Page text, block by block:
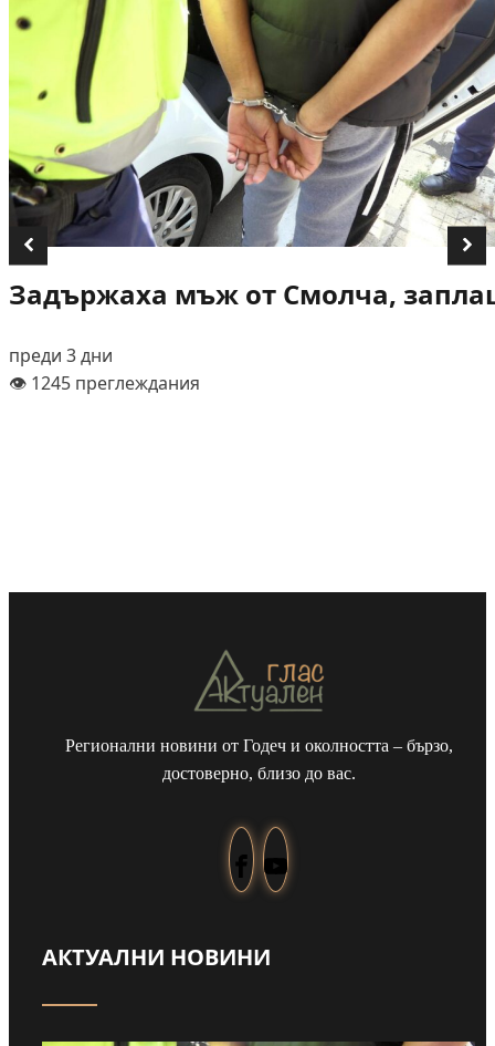
Задържаха мъж от Смолча,
преди 3 дни
👁️ 1245 преглеждания
Регионални новини от Годеч и околността – бързо,
достоверно, близо до вас.
АКТУАЛНИ НОВИНИ